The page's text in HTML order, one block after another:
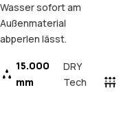
Wasser sofort am
Außenmaterial
abperlen lässt.
15.000
mm
DRY
Tech